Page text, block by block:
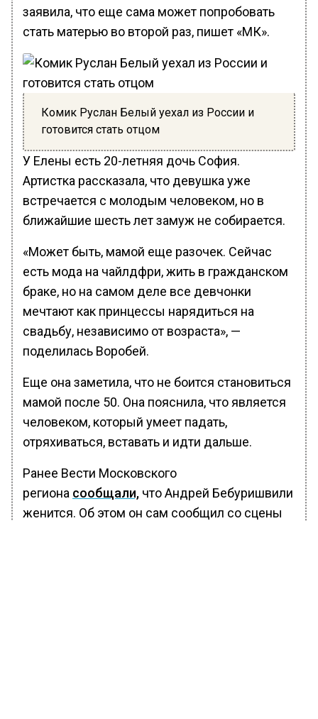
заявила, что еще сама может попробовать
стать матерью во второй раз, пишет «МК».
Комик Руслан Белый уехал из России и
готовится стать отцом
У Елены есть 20-летняя дочь София.
Артистка рассказала, что девушка уже
встречается с молодым человеком, но в
ближайшие шесть лет замуж не собирается.
«Может быть, мамой еще разочек. Сейчас
есть мода на чайлдфри, жить в гражданском
браке, но на самом деле все девчонки
мечтают как принцессы нарядиться на
свадьбу, независимо от возраста», —
поделилась Воробей.
Еще она заметила, что не боится становиться
мамой после 50. Она пояснила, что является
человеком, который умеет падать,
отряхиваться, вставать и идти дальше.
Ранее Вести Московского
региона сообщали, что Андрей Бебуришвили
женится. Об этом он сам сообщил со сцены